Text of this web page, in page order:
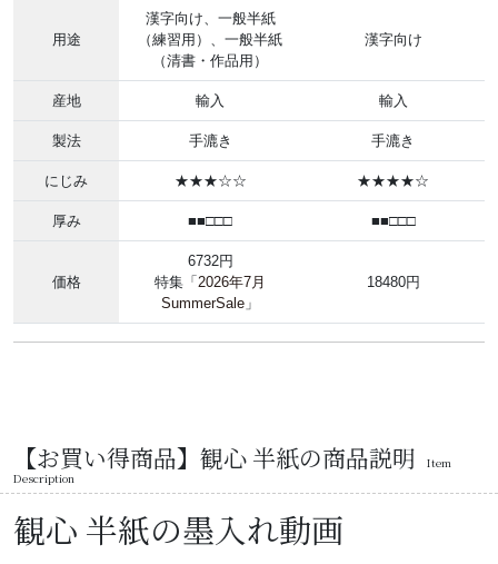
用途
漢字向け、一般半紙
（練習用）、一般半紙
（清書・作品用）
漢字向け
産地 輸入 輸入
製法 手漉き 手漉き
にじみ ★★★☆☆ ★★★★☆
厚み ■■□□□ ■■□□□
価格
6732円
特集「 2026年7月
SummerSale 」
18480円
【お買い得商品】観心 半紙の商品説明
Item
Description
観心 半紙の墨入れ動画